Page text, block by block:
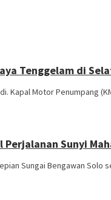
Tenggelam di
Kapal Motor Penumpang
Sunyi
Sungai Bengawan